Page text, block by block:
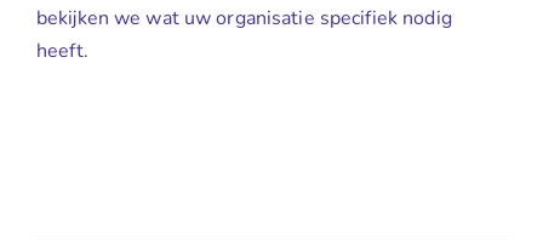
bekijken we wat uw organisatie specifiek nodig
heeft.